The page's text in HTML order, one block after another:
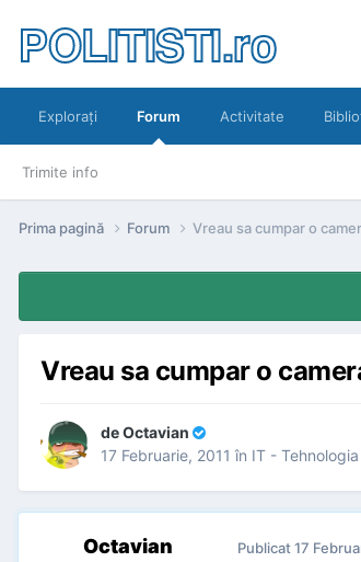
POLITISTI.ro
Exploraţi Forum
Trimite info
Activitate
Prima pagină Forum Vreau sa cumpar o
Vreau sa cumpar o
deOctavian
17 Februarie, 2011 în IT -
Octavian Publicat17